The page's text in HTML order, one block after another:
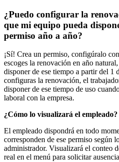
¿Puedo configurar la
que mi equipo pueda
permiso año a año?
¡Sí! Crea un permiso, configúralo con
escoges la renovación en año natural,
disponer de ese tiempo a partir del 1
configuras la renovación, el
disponer de ese tiempo de uso
laboral con la empresa.
¿Cómo lo visualizará el empleado?
El empleado dispondrá en todo
corresponden de ese permiso según
administrador. Visualizará el conteo
real en el menú para solicitar